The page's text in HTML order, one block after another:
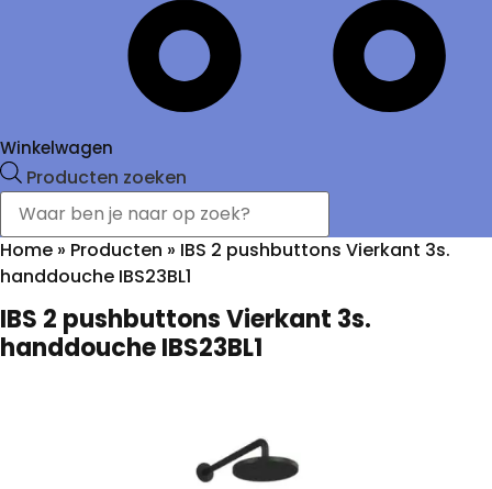
Winkelwagen
Producten zoeken
Home » Producten » IBS 2 pushbuttons Vierkant 3s.
handdouche IBS23BL1
IBS 2 pushbuttons Vierkant 3s.
handdouche IBS23BL1